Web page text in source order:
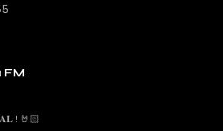
FM
! 🤘🏻